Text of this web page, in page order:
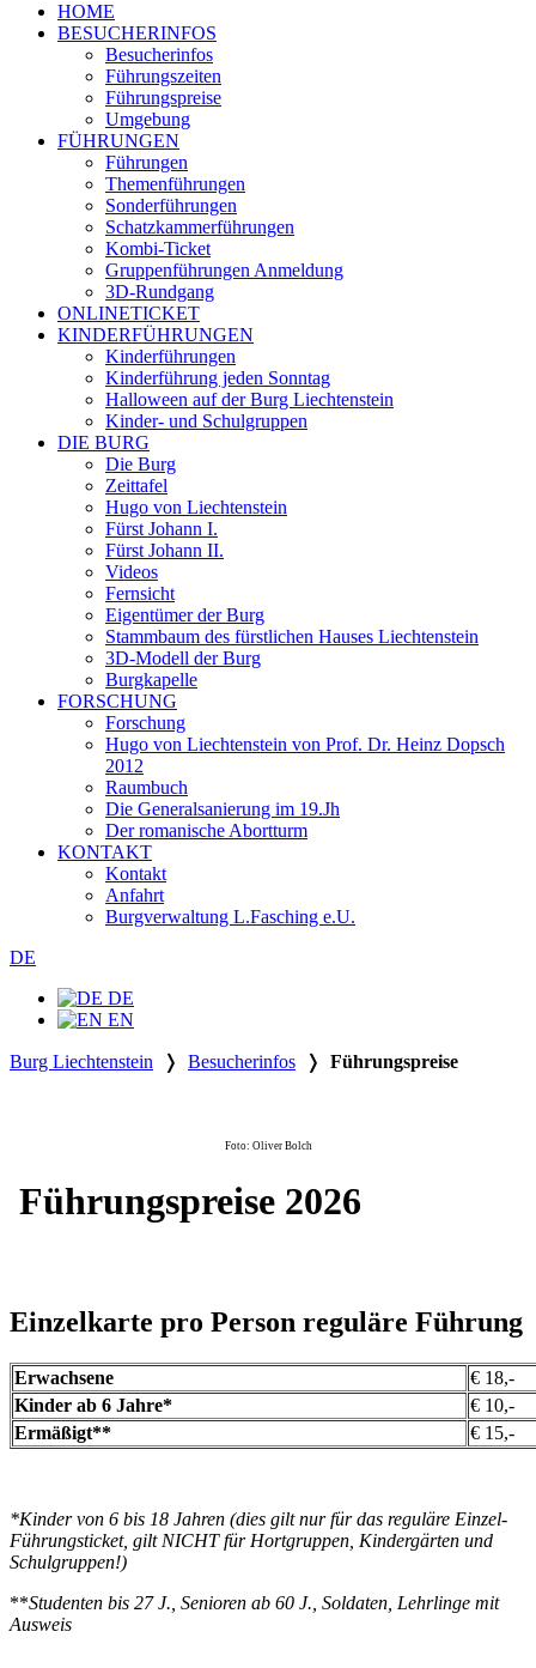
HOME
BESUCHERINFOS
Besucherinfos
Führungszeiten
Führungspreise
Umgebung
FÜHRUNGEN
Führungen
Themenführungen
Sonderführungen
Schatzkammerführungen
Kombi-Ticket
Gruppenführungen Anmeldung
3D-Rundgang
ONLINETICKET
KINDERFÜHRUNGEN
Kinderführungen
Kinderführung jeden Sonntag
Halloween auf der Burg Liechtenstein
Kinder- und Schulgruppen
DIE BURG
Die Burg
Zeittafel
Hugo von Liechtenstein
Fürst Johann I.
Fürst Johann II.
Videos
Fernsicht
Eigentümer der Burg
Stammbaum des fürstlichen Hauses Liechtenstein
3D-Modell der Burg
Burgkapelle
FORSCHUNG
Forschung
Hugo von Liechtenstein von Prof. Dr. Heinz Dopsch
2012
Raumbuch
Die Generalsanierung im 19.Jh
Der romanische Abortturm
KONTAKT
Kontakt
Anfahrt
Burgverwaltung L.Fasching e.U.
DE
DE
EN
Burg Liechtenstein ❭ Besucherinfos ❭ Führungspreise
Foto: Oliver Bolch
Führungspreise 2026
Einzelkarte pro Person reguläre Führung
Erwachsene
€ 18,-
Kinder ab 6 Jahre*
€ 10,-
Ermäßigt**
€ 15,-
*Kinder von 6 bis 18 Jahren (dies gilt nur für das reguläre Einzel-
Führungsticket, gilt NICHT für Hortgruppen, Kindergärten und
Schulgruppen!)
**Studenten bis 27 J., Senioren ab 60 J., Soldaten, Lehrlinge mit
Ausweis